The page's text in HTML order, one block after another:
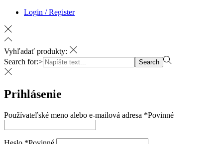
Login / Register
Vyhľadať produkty:
Search for:>
Search
Prihlásenie
Používateľské meno alebo e-mailová adresa *Povinné